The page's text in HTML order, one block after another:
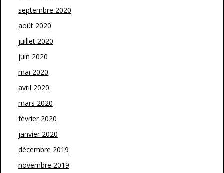
septembre 2020
août 2020
juillet 2020
juin 2020
mai 2020
avril 2020
mars 2020
février 2020
janvier 2020
décembre 2019
novembre 2019